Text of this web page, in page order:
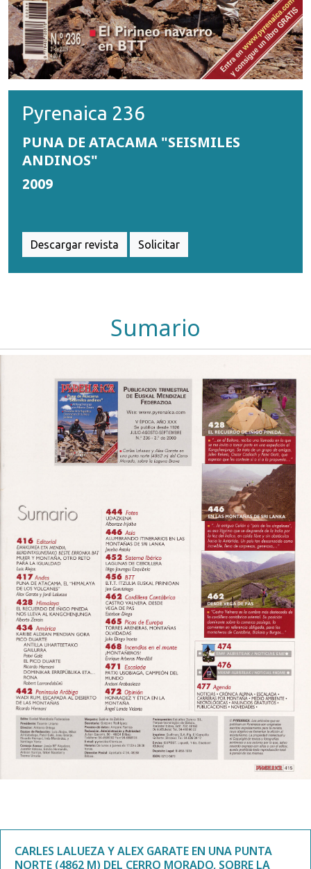
Pyrenaica 236
PUNA DE ATACAMA "SEISMILES
ANDINOS"
2009
Descargar revista Solicitar
Sumario
CARLES LALUEZA Y ALEX GARATE EN UNA PUNTA
NORTE (4862 M) DEL CERRO MORADO, SOBRE LA